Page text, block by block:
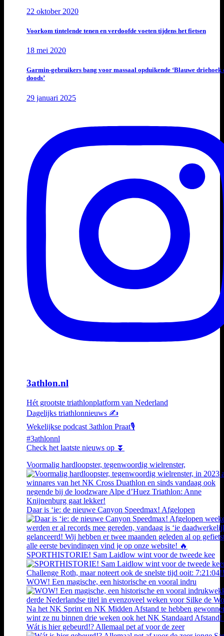
22 oktober 2020
Voorkom tintelende tenen en verdoofde voeten tijdens het fietsen
18 mei 2020
Garmin-gebruikers bang voor massaal opduikende ‘Blauwe driehoek
doods’
29 januari 2025
3athlon.nl
Hét grootste triathlonplatform van Nederland
Dagelijks triathlonnieuws ✍️
Wekelijkse podcast 3athlon Praat🎙️
#3athlonnl
Check het laatste nieuws op ⏬
Voormalig hardloopster, tegenwoordig wielrenster,
Daar is ‘ie: de nieuwe Canyon Speedmax! Afgelopen
SPORTHISTORIE! Sam Laidlow wint voor de tweede kee
WOW! Een magische, een historische en vooral indru
Wát is hier gebeurd!? Allemaal pet af voor de zeer